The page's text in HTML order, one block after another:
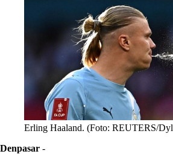
Erling Haaland. (Foto: REUTERS/
Denpasar -